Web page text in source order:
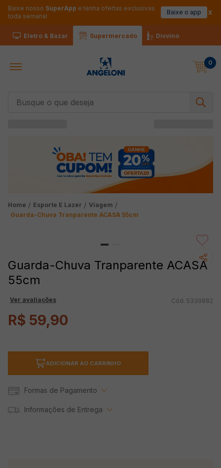
Baixe nosso SuperApp e tenha ofertas exclusivas
toda semana!
Baixe o app
Eletro & Bazar Supermercado Divvino
0
Esporte E Lazer
Viagem
Guarda-Chuva Tranparente ACASA 55cm
Guarda-Chuva Tranparente ACASA
55cm
Ver avaliações 5339882
R$ 59,90
ADICIONAR AO CARRINHO
Formas de Pagamento
Informações de Entrega